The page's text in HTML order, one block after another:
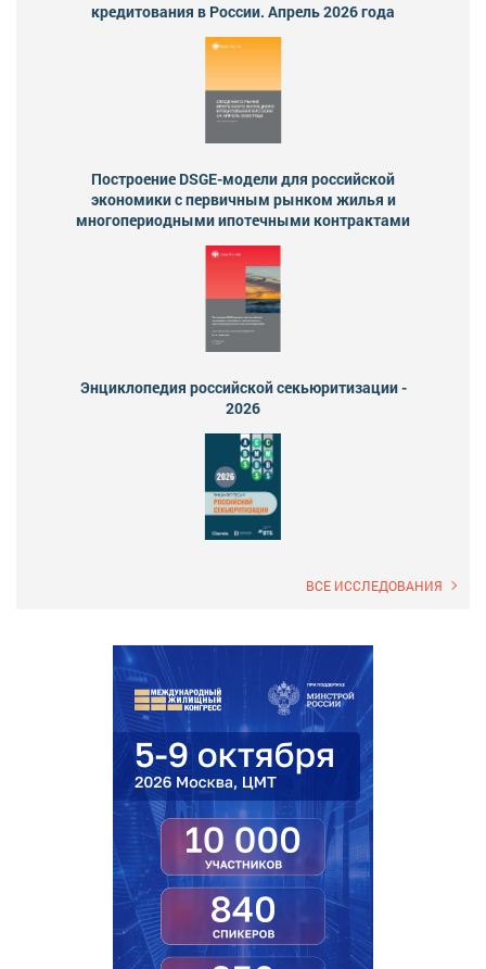
кредитования в России. Апрель 2026 года
Построение DSGE-модели для российской
экономики с первичным рынком жилья и
многопериодными ипотечными контрактами
Энциклопедия российской секьюритизации -
2026
ВСЕ ИССЛЕДОВАНИЯ